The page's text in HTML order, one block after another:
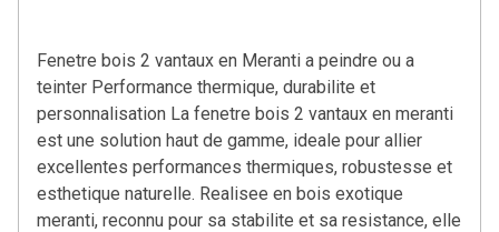
Fenetre bois 2 vantaux en Meranti a peindre ou a
teinter Performance thermique, durabilite et
personnalisation La fenetre bois 2 vantaux en meranti
est une solution haut de gamme, ideale pour allier
excellentes performances thermiques, robustesse et
esthetique naturelle. Realisee en bois exotique
meranti, reconnu pour sa stabilite et sa resistance, elle